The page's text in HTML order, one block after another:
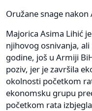
Oružane snage nakon
Majorica Asima Lihić
njihovog osnivanja,
godine, još u Armiji
poziv, jer je završila
okolnosti početkom
ekonomsku grupu
početkom rata